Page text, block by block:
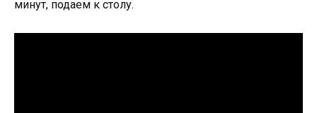
минут, подаем к столу.